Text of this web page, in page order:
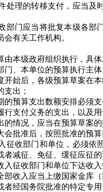
理的转移支付，应当及
门应当将批复本级各部
有关工作机构。
级政府组织执行，具体
、本单位的预算执行主体
后，各级预算草案在本
出；
算支出数额安排必须支
支付义务的支出，以及用
情况，应当在预算草案的
批准后，按照批准的预算
部门和单位，必须依照
者减征、免征、缓征应征
征收部门和单位下达收入
入应当上缴国家金库（
经国务院批准的特定专用